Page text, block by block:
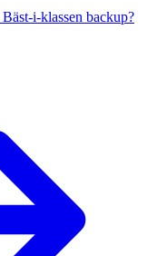
Bäst-i-klassen backup?